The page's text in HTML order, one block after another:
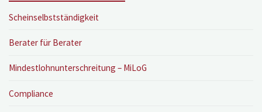
Scheinselbstständigkeit
Berater für Berater
Mindestlohnunterschreitung – MiLoG
Compliance